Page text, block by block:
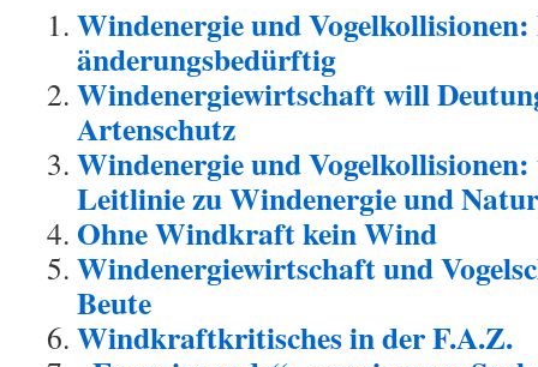
Windenergie und
änderungsbedürftig
Windenergiewirtschaft will
Artenschutz
Windenergie und
Leitlinie zu Windenergie und
Ohne Windkraft kein Wind
Windenergiewirtschaft und
Beute
Windkraftkritisches in der F.A.Z.